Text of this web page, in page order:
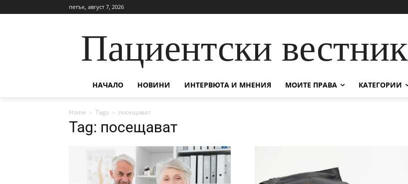
петък, август 7, 2026
Пациентски вестник
НАЧАЛО НОВИНИ ИНТЕРВЮТА И МНЕНИЯ МОИТЕ ПРАВА КАТЕГОРИИ
Home Tags посещават
Tag: посещават